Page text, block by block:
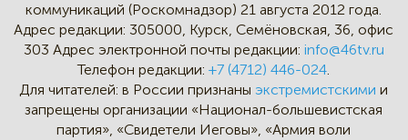
коммуникаций (Роскомнадзор) 21 августа 2012 года.
Адрес редакции: 305000, Курск, Семёновская, 36, офис
303 Адрес электронной почты редакции: info@46tv.ru
Телефон редакции: +7 (4712) 446-024.
Для читателей: в России признаныэкстремистскими и
запрещены организации «Национал-большевистская
партия», «Свидетели Иеговы», «Армия воли